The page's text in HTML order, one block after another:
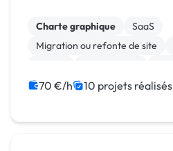
Charte graphique
SaaS
Migration ou refonte de site
Java
IoT
70 €/h 10 projets réalisés